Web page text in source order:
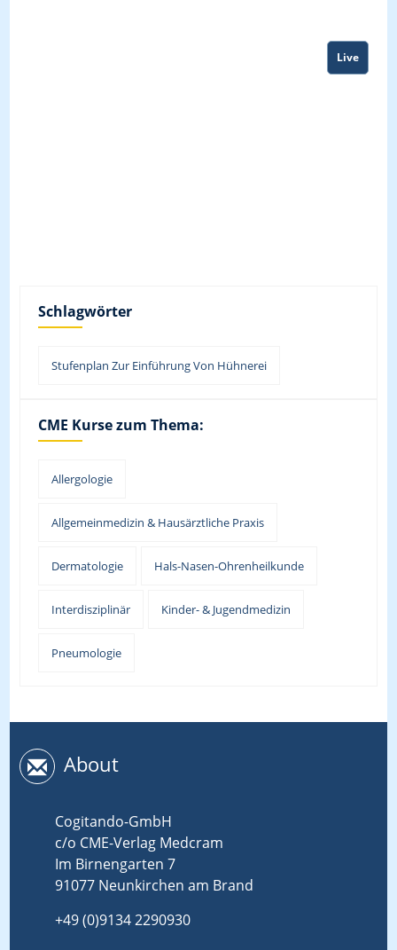
Live
Schlagwörter
Stufenplan Zur Einführung Von Hühnerei
CME Kurse zum Thema:
Allergologie
Allgemeinmedizin & Hausärztliche Praxis
Dermatologie Hals-Nasen-Ohrenheilkunde
Interdisziplinär Kinder- & Jugendmedizin
Pneumologie
About
Cogitando-GmbH
c/o CME-Verlag Medcram
Im Birnengarten 7
91077 Neunkirchen am Brand
+49 (0)9134 2290930